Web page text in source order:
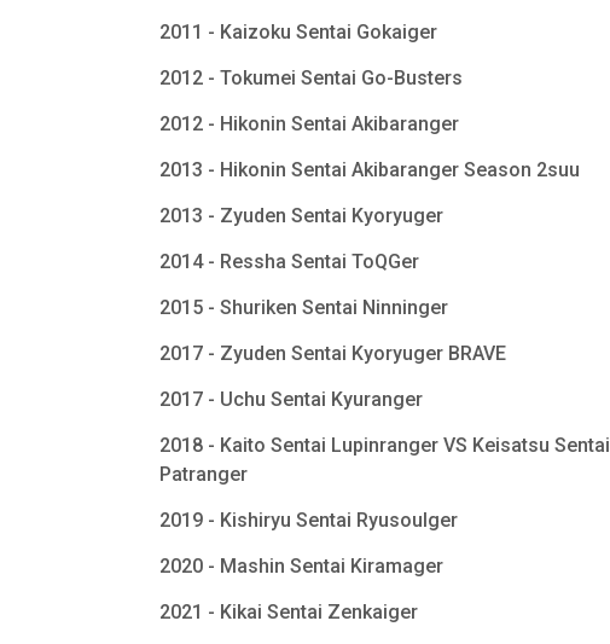
2011 - Kaizoku Sentai Gokaiger
2012 - Tokumei Sentai Go-Busters
2012 - Hikonin Sentai Akibaranger
2013 - Hikonin Sentai Akibaranger Season 2suu
2013 - Zyuden Sentai Kyoryuger
2014 - Ressha Sentai ToQGer
2015 - Shuriken Sentai Ninninger
2017 - Zyuden Sentai Kyoryuger BRAVE
2017 - Uchu Sentai Kyuranger
2018 - Kaito Sentai Lupinranger VS Keisatsu Sentai
Patranger
2019 - Kishiryu Sentai Ryusoulger
2020 - Mashin Sentai Kiramager
2021 - Kikai Sentai Zenkaiger